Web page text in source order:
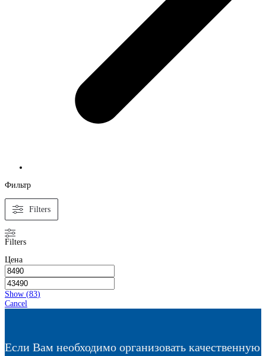
Фильтр
Filters
Filters
Цена
Show (83)
Cancel
Если Вам необходимо организовать качественную